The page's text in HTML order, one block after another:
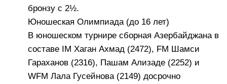
бронзу с 2½.
Юношеская Олимпиада (до 16 лет)
В юношеском турнире сборная Азербайджана в
составе IM Хаган Ахмад (2472), FM Шамси
Гараханов (2316), Пашам Ализаде (2252) и
WFM Лала Гусейнова (2149) досрочно